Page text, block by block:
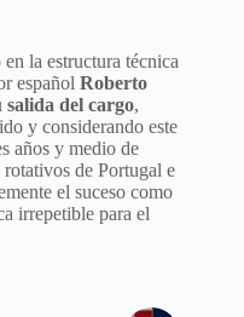
la estructura técnica
español Roberto
del cargo,
y considerando este
años y medio de
de Portugal e
el suceso como
irrepetible para el